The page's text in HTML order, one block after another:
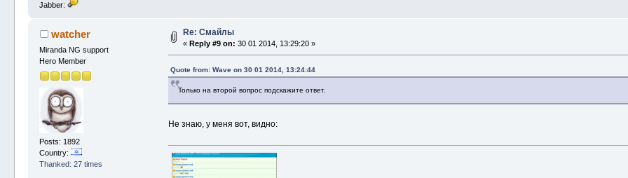
Jabber:
watcher
Miranda NG support
Hero Member
Posts: 1892
Country:
Thanked: 27 times
Re: Смайлы
« Reply #9 on: 30 01 2014, 13:29:20 »
Quote from: Wave on 30 01 2014, 13:24:44
Только на второй вопрос подскажите ответ.
Не знаю, у меня вот, видно: